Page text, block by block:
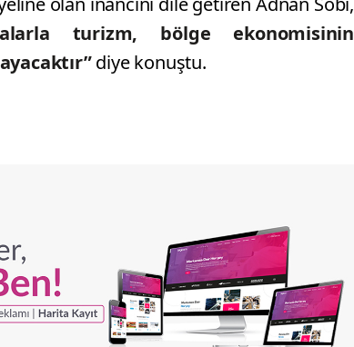
turizm, bölge ekonomisinin
diye konuştu.